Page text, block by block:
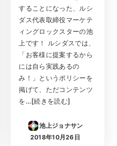
することになった、ルシ
ダス代表取締役マーケテ
ィングロックスターの池
上です！ ルシダスでは、
「お客様に提案するから
には自ら実践あるの
み！」というポリシーを
掲げて、ただコンテンツ
を…[続きを読む]
池上ジョナサン
投稿日
2018年10月26日